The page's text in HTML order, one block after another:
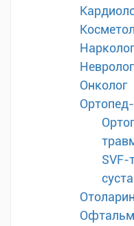
Нарколог
Невролог
Онколог
SVF-